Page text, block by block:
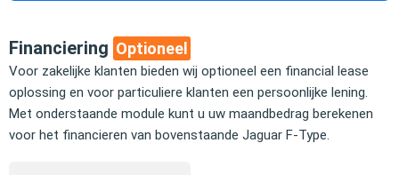
Financiering Optioneel
Voor zakelijke klanten bieden wij optioneel een financial lease
oplossing en voor particuliere klanten een persoonlijke lening.
Met onderstaande module kunt u uw maandbedrag berekenen
voor het financieren van bovenstaande Jaguar F-Type.